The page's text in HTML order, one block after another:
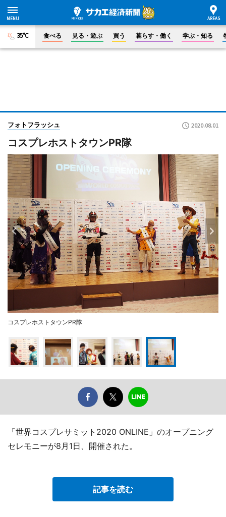
35°C 食べる 見る・遊ぶ 買う 暮らす・働く 学ぶ・知る
フォトフラッシュ 2020.08.01
コスプレホストタウンPR隊
コスプレホストタウンPR隊
「世界コスプレサミット2020 ONLINE」のオープニング
セレモニーが8月1日、開催された。
記事を読む